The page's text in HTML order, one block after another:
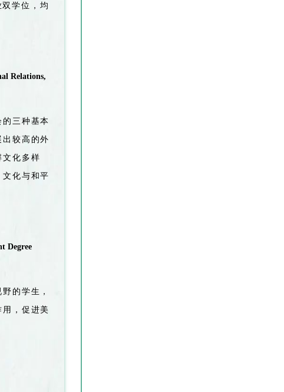
双学位，均
Relations,
三种基本
较高的外
文化多样
文化与和平
Degree
野的学生 ，
， 促进美